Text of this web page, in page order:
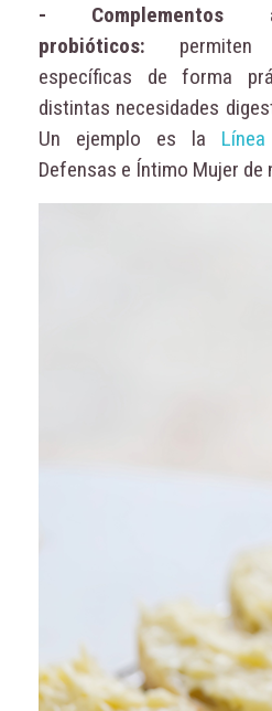
- Complementos
probióticos: permiten
específicas de forma
distintas necesidades
Un ejemplo es la
Defensas e Íntimo Mujer de